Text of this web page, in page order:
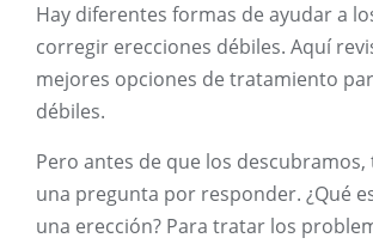
Hay diferentes formas de ayudar a
corregir erecciones débiles. Aquí
mejores opciones de tratamiento
débiles.
Pero antes de que los descubramos,
una pregunta por responder. ¿Qué
una erección? Para tratar los